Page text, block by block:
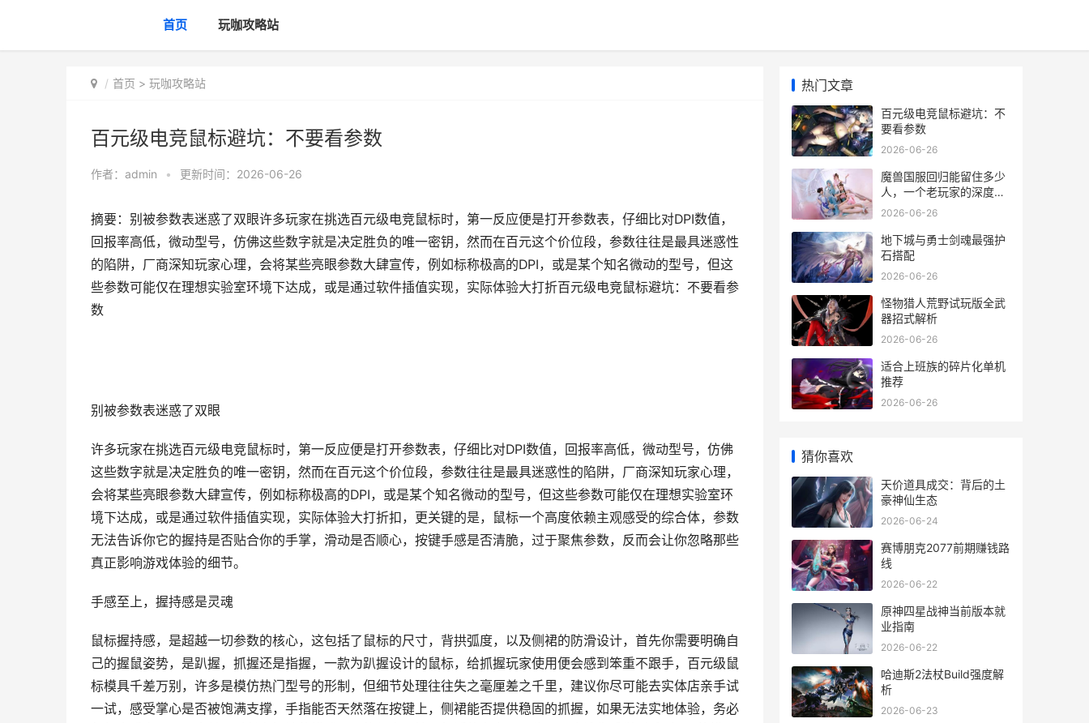
首页 玩咖攻略站
首页 > 玩咖攻略站
百元级电竞鼠标避坑：不要看参数
作者： admin • 更新时间：2026-06-26
摘要：别被参数表迷惑了双眼许多玩家在挑选百元级电竞鼠标时，第一反应便是打开参数表，仔细比对DPI数值，
回报率高低，微动型号，仿佛这些数字就是决定胜负的唯一密钥，然而在百元这个价位段，参数往往是最具迷惑性
的陷阱，厂商深知玩家心理，会将某些亮眼参数大肆宣传，例如标称极高的DPI，或是某个知名微动的型号，但这
些参数可能仅在理想实验室环境下达成，或是通过软件插值实现，实际体验大打折百元级电竞鼠标避坑：不要看参
数
别被参数表迷惑了双眼
许多玩家在挑选百元级电竞鼠标时，第一反应便是打开参数表，仔细比对DPI数值，回报率高低，微动型号，仿佛
这些数字就是决定胜负的唯一密钥，然而在百元这个价位段，参数往往是最具迷惑性的陷阱，厂商深知玩家心理，
会将某些亮眼参数大肆宣传，例如标称极高的DPI，或是某个知名微动的型号，但这些参数可能仅在理想实验室环
境下达成，或是通过软件插值实现，实际体验大打折扣，更关键的是，鼠标一个高度依赖主观感受的综合体，参数
无法告诉你它的握持是否贴合你的手掌，滑动是否顺心，按键手感是否清脆，过于聚焦参数，反而会让你忽略那些
真正影响游戏体验的细节。
手感至上，握持感是灵魂
鼠标握持感，是超越一切参数的核心，这包括了鼠标的尺寸，背拱弧度，以及侧裙的防滑设计，首先你需要明确自
己的握鼠姿势，是趴握，抓握还是指握，一款为趴握设计的鼠标，给抓握玩家使用便会感到笨重不跟手，百元级鼠
标模具千差万别，许多是模仿热门型号的形制，但细节处理往往失之毫厘差之千里，建议你尽可能去实体店亲手试
一试，感受掌心是否被饱满支撑，手指能否天然落在按键上，侧裙能否提供稳固的抓握，如果无法实地体验，务必
热门文章
百元级电竞鼠标避坑：不
要看参数
2026-06-26
魔兽国服回归能留住多少
人，一个老玩家的深度思
索
2026-06-26
地下城与勇士剑魂最强护
石搭配
2026-06-26
怪物猎人荒野试玩版全武
器招式解析
2026-06-26
适合上班族的碎片化单机
推荐
2026-06-26
猜你喜欢
天价道具成交：背后的土
豪神仙生态
2026-06-24
赛博朋克2077前期赚钱路
线
2026-06-22
原神四星战神当前版本就
业指南
2026-06-22
哈迪斯2法杖Build强度解
析
2026-06-23